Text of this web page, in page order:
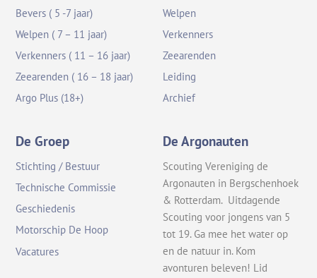
Bevers ( 5 -7 jaar)
Welpen ( 7 – 11 jaar)
Verkenners ( 11 – 16 jaar)
Zeearenden ( 16 – 18 jaar)
Argo Plus (18+)
Welpen
Verkenners
Zeearenden
Leiding
Archief
De Groep
Stichting / Bestuur
Technische Commissie
Geschiedenis
Motorschip De Hoop
Vacatures
De Argonauten
Scouting Vereniging de
Argonauten in Bergschenhoek
& Rotterdam. Uitdagende
Scouting voor jongens van 5
tot 19. Ga mee het water op
en de natuur in. Kom
avonturen beleven! Lid